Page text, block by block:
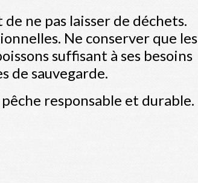
ne pas laisser de déchets.
Ne conserver que les
suffisant à ses besoins
de sauvegarde.
responsable et durable.